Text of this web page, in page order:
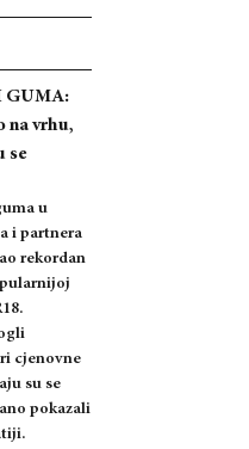
GUMA:
na vrhu,
se
u
i partnera
rekordan
cjenovne
su se
pokazali